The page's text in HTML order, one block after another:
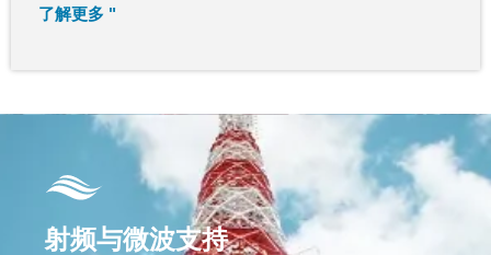
了解更多 "
射频与微波支持